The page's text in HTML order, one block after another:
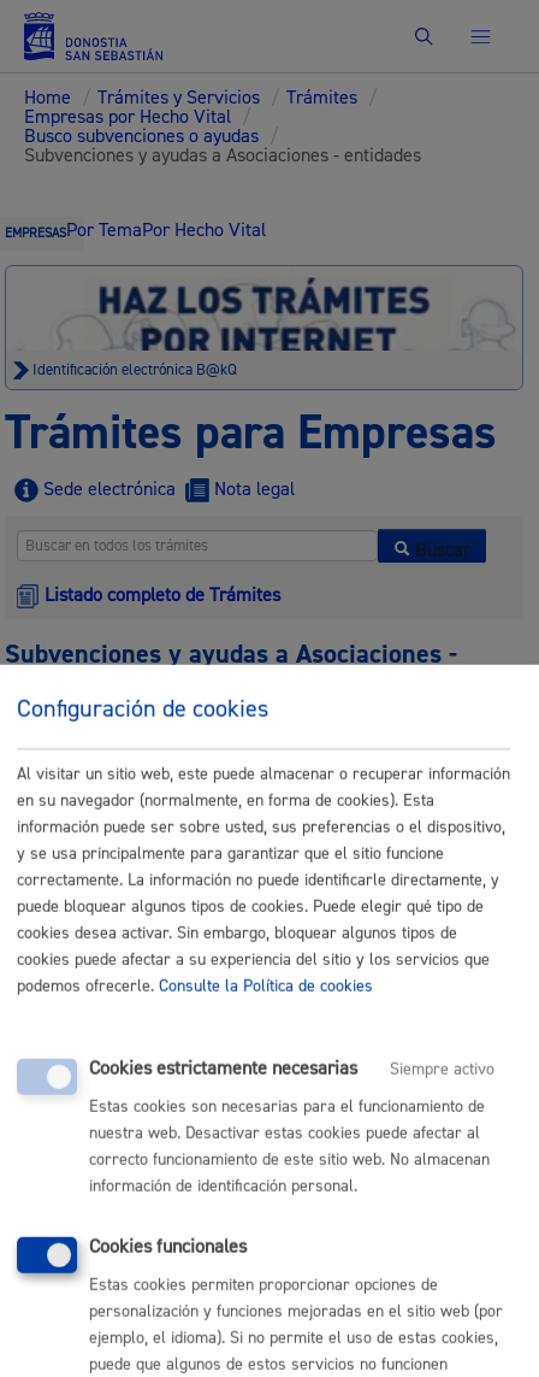
Buscar
Home / Trámites y Servicios / Trámites /
Empresas por Hecho Vital /
Busco subvenciones o ayudas /
Subvenciones y ayudas a Asociaciones - entidades
EMPRESASPor TemaPor Hecho Vital
Identificación electrónica B@kQ
Trámites para Empresas
Sede electrónica Nota legal
Buscar
Listado completo de Trámites
Subvenciones y ayudas a Asociaciones -
Justificación de ayudas a Copropietarios para rehabilitación
de edificios de Alza - Fase 3
* Online con certificado electrónico
ONLINE
PRESENCIAL
TELÉFONO
MÁQUINA
Subvenciones para centros educativos y asociaciones
ONLINE
PRESENCIAL
TELÉFONO
MÁQUINA
certificado electrónico
ONLINE
PRESENCIAL
TELÉFONO
Configuración de cookies
Al visitar un sitio web, este puede almacenar o recuperar información
en su navegador (normalmente, en forma de cookies). Esta
información puede ser sobre usted, sus preferencias o el dispositivo,
y se usa principalmente para garantizar que el sitio funcione
correctamente. La información no puede identificarle directamente, y
puede bloquear algunos tipos de cookies. Puede elegir qué tipo de
cookies desea activar. Sin embargo, bloquear algunos tipos de
cookies puede afectar a su experiencia del sitio y los servicios que
podemos ofrecerle. Consulte la Política de cookies
Cookies estrictamente necesarias
Siempre activo
Estas cookies son necesarias para el funcionamiento de
nuestra web. Desactivar estas cookies puede afectar al
correcto funcionamiento de este sitio web. No almacenan
información de identificación personal.
Cookies funcionales
Estas cookies permiten proporcionar opciones de
personalización y funciones mejoradas en el sitio web (por
ejemplo, el idioma). Si no permite el uso de estas cookies,
puede que algunos de estos servicios no funcionen